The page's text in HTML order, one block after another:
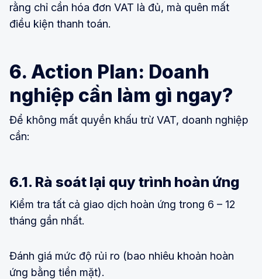
rằng chỉ cần hóa đơn VAT là đủ, mà quên mất
điều kiện thanh toán.
6. Action Plan: Doanh
nghiệp cần làm gì ngay?
Để không mất quyền khấu trừ VAT, doanh nghiệp
cần:
6.1. Rà soát lại quy trình hoàn ứng
Kiểm tra tất cả giao dịch hoàn ứng trong 6 – 12
tháng gần nhất.
Đánh giá mức độ rủi ro (bao nhiêu khoản hoàn
ứng bằng tiền mặt).